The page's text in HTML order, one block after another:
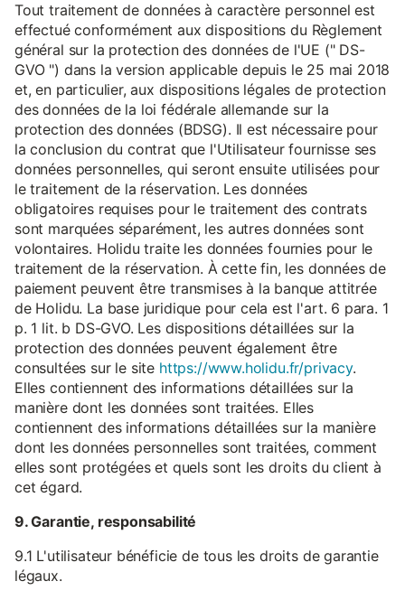
Tout traitement de données à caractère personnel est
effectué conformément aux dispositions du Règlement
général sur la protection des données de l'UE (" DS-
GVO ") dans la version applicable depuis le 25 mai 2018
et, en particulier, aux dispositions légales de protection
des données de la loi fédérale allemande sur la
protection des données (BDSG). Il est nécessaire pour
la conclusion du contrat que l'Utilisateur fournisse ses
données personnelles, qui seront ensuite utilisées pour
le traitement de la réservation. Les données
obligatoires requises pour le traitement des contrats
sont marquées séparément, les autres données sont
volontaires. Holidu traite les données fournies pour le
traitement de la réservation. À cette fin, les données de
paiement peuvent être transmises à la banque attitrée
de Holidu. La base juridique pour cela est l'art. 6 para. 1
p. 1 lit. b DS-GVO. Les dispositions détaillées sur la
protection des données peuvent également être
consultées sur le site https://www.holidu.fr/privacy.
Elles contiennent des informations détaillées sur la
manière dont les données sont traitées. Elles
contiennent des informations détaillées sur la manière
dont les données personnelles sont traitées, comment
elles sont protégées et quels sont les droits du client à
cet égard.
9. Garantie, responsabilité
9.1 L'utilisateur bénéficie de tous les droits de garantie
légaux.